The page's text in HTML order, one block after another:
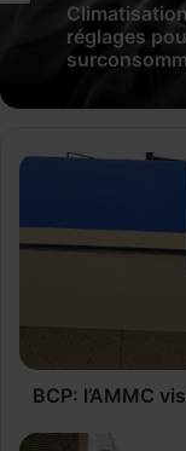
réglages
B
:
M
i
BCP: l’AMMC
L